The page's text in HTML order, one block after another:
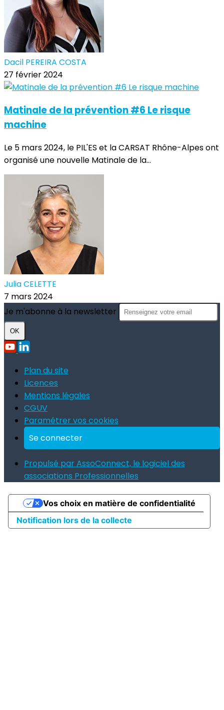
Dacil PEREIRA COSTA
27 février 2024
Matinale de la prévention #6 Le risque
machine
Le 5 mars 2024, le PIL'ES et la CARSAT Rhône-Alpes ont
organisé une nouvelle Matinale de la...
Julia CELETTE
7 mars 2024
Je m'abonne à la newsletter
OK
Plan du site
Licences
Mentions légales
CGUV
Paramétrer vos cookies
Se connecter
Propulsé par AssoConnect, le logiciel des
associations Professionnelles
Notification lors de la collecte
Vos choix en matière de confidentialité